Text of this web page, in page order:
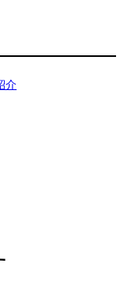
介